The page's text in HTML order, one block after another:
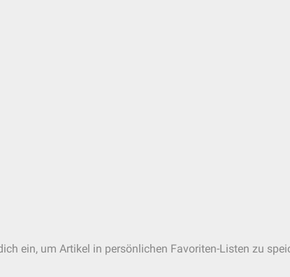
ein, um Artikel in persönlichen Favoriten-Listen zu